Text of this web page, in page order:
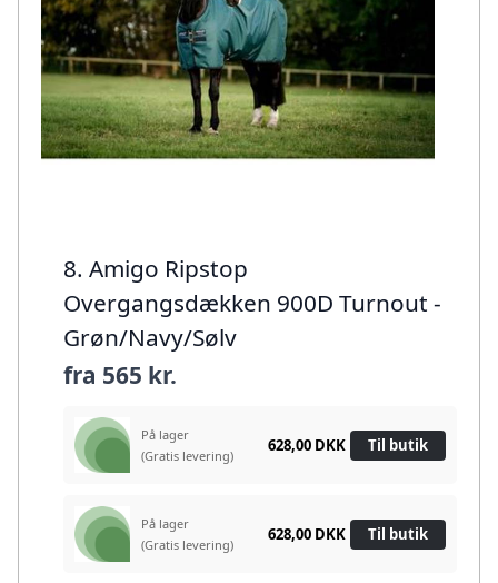
8. Amigo Ripstop
Overgangsdækken 900D Turnout -
Grøn/Navy/Sølv
fra 565 kr.
På lager
(Gratis levering)
628,00 DKK Til butik
På lager
(Gratis levering)
628,00 DKK Til butik